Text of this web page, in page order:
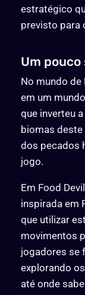
estratégico
previsto para
Um pouco
No mundo de
em um
que inverteu
biomas
dos pecados
jogo.
Em Food
inspirada em
que utilizar
movimentos
jogadores se
explorando
até onde